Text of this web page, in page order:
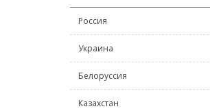
Россия
Украина
Белоруссия
Казахстан